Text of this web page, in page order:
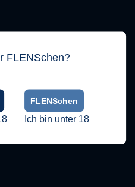
FLENSchen?
FLENSchen
Ich bin unter 18